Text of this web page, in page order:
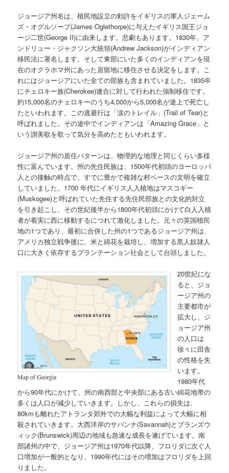
ジョージア州名は、植民地設立の勅許をイギリスの軍人ジェーム
ズ・オグルソープ(James Oglethorpe)に与えたイギリス国王ジョ
ージ二世(George II)に由来します。悲劇もあります。1830年、ア
ンドリュー・ジャクソン大統領(Andrew Jackson)がインディアン
移民法に署名します。そして東部にいた多くのインディアンを現
在のオクラホマ州にあった居留地に移住させる決定をします。こ
れにはジョージアにいた全ての部族も含まれていました。1835年
にチェロキー族(Cherokee)連合に対して行われた強制移住です。
約15,000名のチェロキーのうち4,000から5,000名が途上で死亡し
たといわれます。この逃避行は「涙のトレイル」(Trail of Tear)と
呼ばれました。その途中でインディアンは「Amazing Grace」と
いう讃美歌を歌って気分を高めたともいわれます。
ジョージア州の居住パターンは、物理的な地理と同じくらい多様
性に富んでいます。州の先住民族は、1500年代初頭のヨーロッパ
人との接触の時点で、すでに豊かで複雑な村ベースの文明を確立
していました。1700 年代にイギリス人入植地はマスコギー
(Muskogee)と呼ばれていた先住する先住民部族との文化的対立
を引き起こし、その世紀後半から1800年代初頭にかけて白人入植
者が着実に西に移動するにつれて激化しました。元々の英国植民
地の1つであり、最初に合併した州の1つであるジョージア州は、
アメリカ独立戦争後に、米と綿花を栽培し、増加する黒人奴隷人
口に大きく依存するプランテーション社会として台頭しました。
Map of Georgia
20世紀にな
ると、ジョ
ージア州の
主要都市が
拡大し、ジ
ョージア州
の人口は
徐々に田舎
の性格を失
います。
1980年代
から90年代にかけて、州の南西部と中央部にある古い綿花地帯の
多くは人口が減少していきます。しかし、これらの損失は、
80kmも離れたアトランタ郊外での大幅な利益によって大幅に相
殺されていきます。大西洋岸のサバンナ(Savannah)とブランズウ
ィック(Brunswick)周辺の地域も急速な成長を遂げています。南
部諸州の中で、ジョージア州は1970年代以降、フロリダに次ぐ人
口増加が一般的となり、1990年代にはその増加はフロリダを上回
りました。